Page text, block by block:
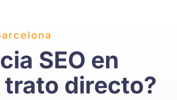
SEO en
directo?